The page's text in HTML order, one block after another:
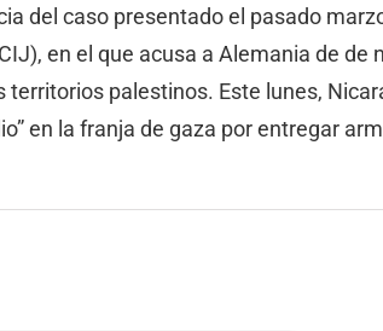
del caso presentado el pasado
en el que acusa a Alemania de de
palestinos. Este lunes,
en la franja de gaza por entregar